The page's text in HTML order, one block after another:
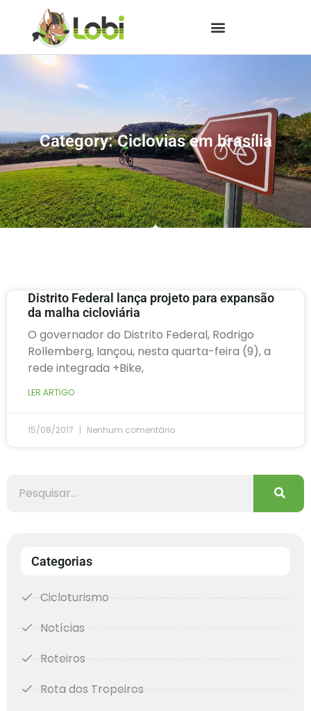
Category: Ciclovias em brasília
Distrito Federal lança projeto para expansão
da malha cicloviária
O governador do Distrito Federal, Rodrigo
Rollemberg, lançou, nesta quarta-feira (9), a
rede integrada +Bike,
LER ARTIGO
15/08/2017 Nenhum comentário
Categorias
Cicloturismo
Notícias
Roteiros
Rota dos Tropeiros